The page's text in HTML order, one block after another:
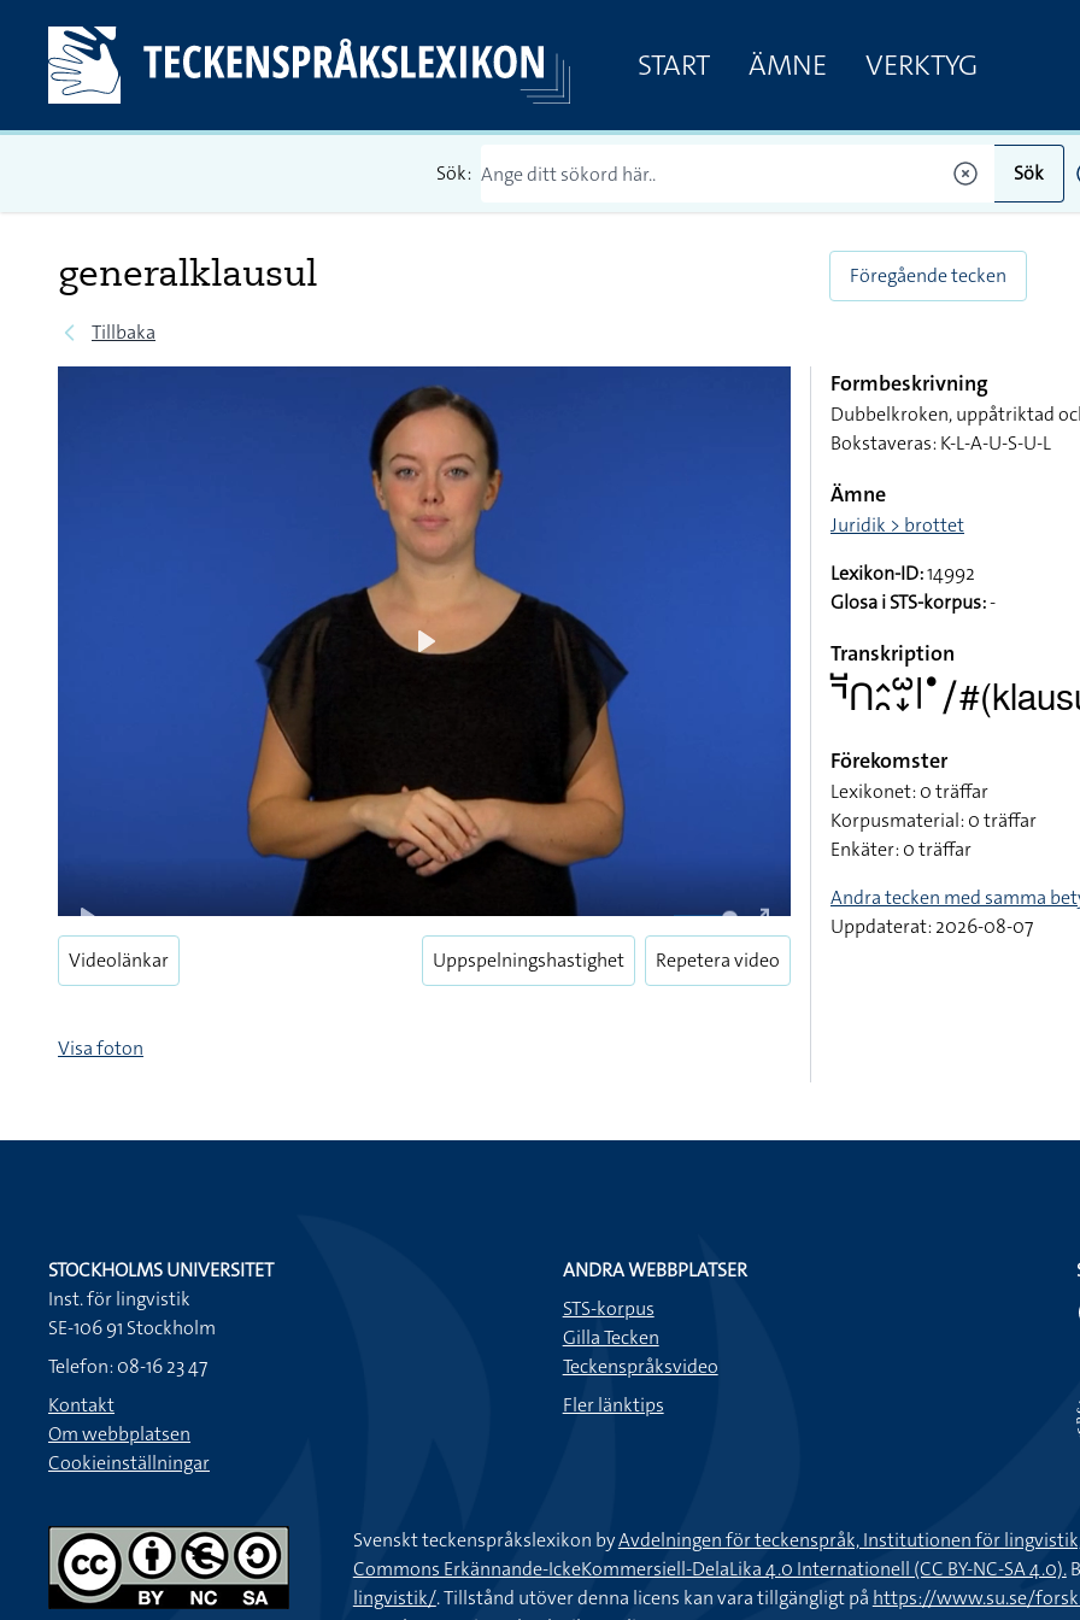
START ÄMNE VERKTYG
Sök: Sök
generalklausul
Tillbaka
Föregående tecken
Play
Enter
fullscreen
Videolänkar Uppspelningshastighet Repetera video
Visa foton
Formbeskrivning
Dubbelkroken, uppåtriktad
Bokstaveras: K-L-A-U-S-U-L
Ämne
Juridik > brottet
Lexikon-ID:14992
Glosa i STS-korpus:-
Transkription
Förekomster
Lexikonet: 0 träffar
Korpusmaterial: 0 träffar
Enkäter: 0 träffar
Andra tecken med samma
Uppdaterat: 2026-08-07
STOCKHOLMS UNIVERSITET
Inst. för lingvistik
SE-106 91 Stockholm
Telefon: 08-16 23 47
Kontakt
Om webbplatsen
Cookieinställningar
ANDRA WEBBPLATSER
STS-korpus
Gilla Tecken
Teckenspråksvideo
Fler länktips
Svenskt teckenspråkslexikon byAvdelningen för teckenspråk, Institutionen för
Commons Erkännande-IckeKommersiell-DelaLika 4.0 Internationell (CC BY-NC-SA 4.0).
lingvistik/. Tillstånd utöver denna licens kan vara tillgängligt på https://www.su.se/